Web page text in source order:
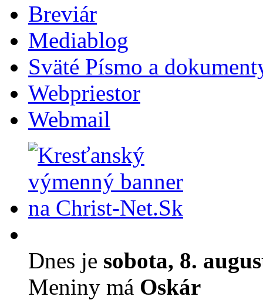
Breviár
Mediablog
Sväté Písmo a
Webpriestor
Webmail
Dnes je sobota, 8.
Meniny má Oskár